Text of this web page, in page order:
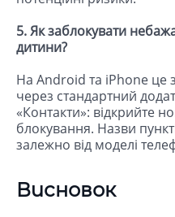
5. Як заблокувати
дитини?
На Android та iPhone це
через стандартний
«Контакти»: відкрийте
блокування. Назви
залежно від моделі
Висновок